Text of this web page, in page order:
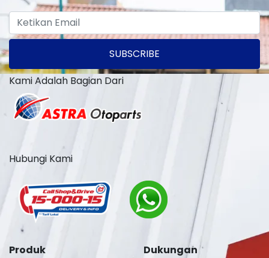
SUBSCRIBE
Kami Adalah Bagian Dari
Hubungi Kami
Produk Dukungan